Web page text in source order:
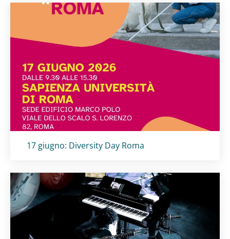
Titolo card:
17 giugno: Diversity Day Roma